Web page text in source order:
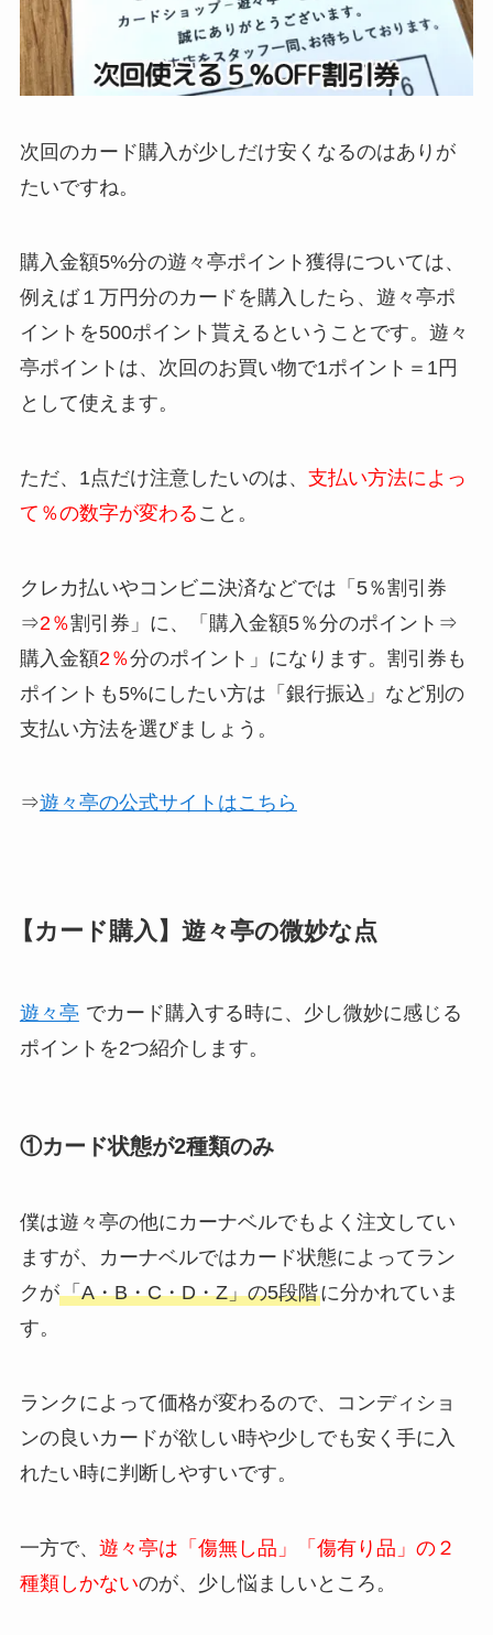
次回のカード購入が少しだけ安くなるのはありが
たいですね。
購入金額5%分の遊々亭ポイント獲得については、
例えば１万円分のカードを購入したら、遊々亭ポ
イントを500ポイント貰えるということです。遊々
亭ポイントは、次回のお買い物で1ポイント＝1円
として使えます。
ただ、1点だけ注意したいのは、 支払い方法によっ
て％の数字が変わる こと。
クレカ払いやコンビニ決済などでは「5％割引券
⇒2％割引券」に、「購入金額5％分のポイント⇒
購入金額2％分のポイント」になります。割引券も
ポイントも5%にしたい方は「銀行振込」など別の
支払い方法を選びましょう。
⇒遊々亭の公式サイトはこちら
【カード購入】遊々亭の微妙な点
遊々亭 でカード購入する時に、少し微妙に感じる
ポイントを2つ紹介します。
①カード状態が2種類のみ
僕は遊々亭の他にカーナベルでもよく注文してい
ますが、カーナベルではカード状態によってラン
クが「A・B・C・D・Z」の5段階に分かれていま
す。
ランクによって価格が変わるので、コンディショ
ンの良いカードが欲しい時や少しでも安く手に入
れたい時に判断しやすいです。
一方で、 遊々亭は「傷無し品」「傷有り品」の２
種類しかないのが、少し悩ましいところ。